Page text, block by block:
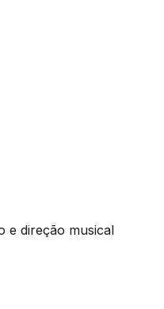
e direção musical